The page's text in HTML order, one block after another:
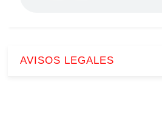
AVISOS LEGALES